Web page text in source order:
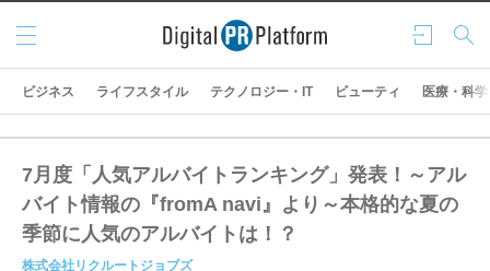
ログ
イン
検索
メニ
ュー
ビジネス ライフスタイル テクノロジー・IT ビューティ 医療・科学
7月度「人気アルバイトランキング」発表！～アル
バイト情報の『fromA navi』より～本格的な夏の
季節に人気のアルバイトは！？
株式会社リクルートジョブズ